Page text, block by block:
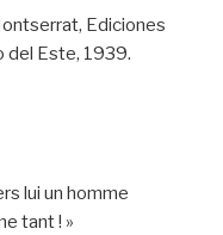
Ediciones
del Este, 1939.
lui un homme
tant ! »